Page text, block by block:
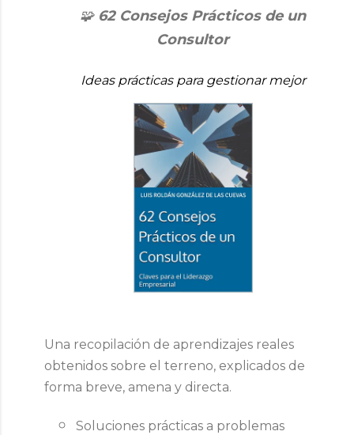
🧩 62 Consejos Prácticos de un
Consultor
Ideas prácticas para gestionar mejor
Una recopilación de aprendizajes reales
obtenidos sobre el terreno, explicados de
forma breve, amena y directa.
Soluciones prácticas a problemas